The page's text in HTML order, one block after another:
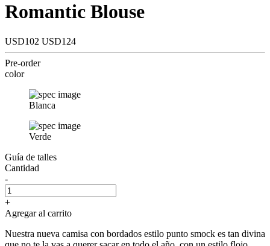
Romantic Blouse
USD102 USD124
Pre-order
color
Blanca
Verde
Guía de talles
Cantidad
-
+
Agregar al carrito
Nuestra nueva camisa con bordados estilo punto smock es tan divina